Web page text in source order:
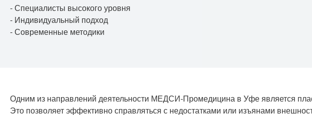
Прием врача-уролога
- Специалисты высокого уровня
- Индивидуальный подход
- Современные методики
Одним из направлений деятельности МЕДСИ-Промедицина в Уфе является
Это позволяет эффективно справляться с недостатками или изъянами